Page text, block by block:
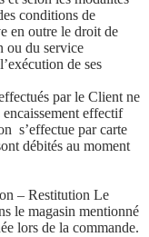
conditions de
en outre le droit de
ou du service
de ses
par le Client ne
effectif
s’effectue par carte
débités au moment
– Restitution Le
le magasin mentionné
lors de la commande.